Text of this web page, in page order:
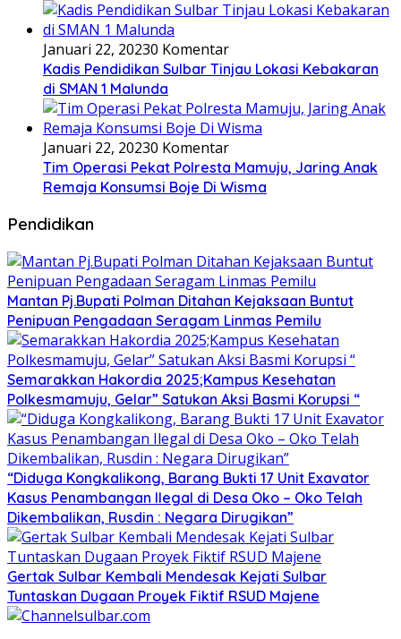
Januari 22, 20230 Komentar
Kadis Pendidikan Sulbar Tinjau Lokasi Kebakaran
di SMAN 1 Malunda
Januari 22, 20230 Komentar
Tim Operasi Pekat Polresta Mamuju, Jaring Anak
Remaja Konsumsi Boje Di Wisma
Pendidikan
Mantan Pj.Bupati Polman Ditahan Kejaksaan Buntut
Penipuan Pengadaan Seragam Linmas Pemilu
Semarakkan Hakordia 2025;Kampus Kesehatan
Polkesmamuju, Gelar” Satukan Aksi Basmi Korupsi “
“Diduga Kongkalikong, Barang Bukti 17 Unit Exavator
Kasus Penambangan Ilegal di Desa Oko – Oko Telah
Dikembalikan, Rusdin : Negara Dirugikan”
Gertak Sulbar Kembali Mendesak Kejati Sulbar
Tuntaskan Dugaan Proyek Fiktif RSUD Majene